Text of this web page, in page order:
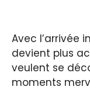
Avec l’arrivée
devient plus
veulent se
moments